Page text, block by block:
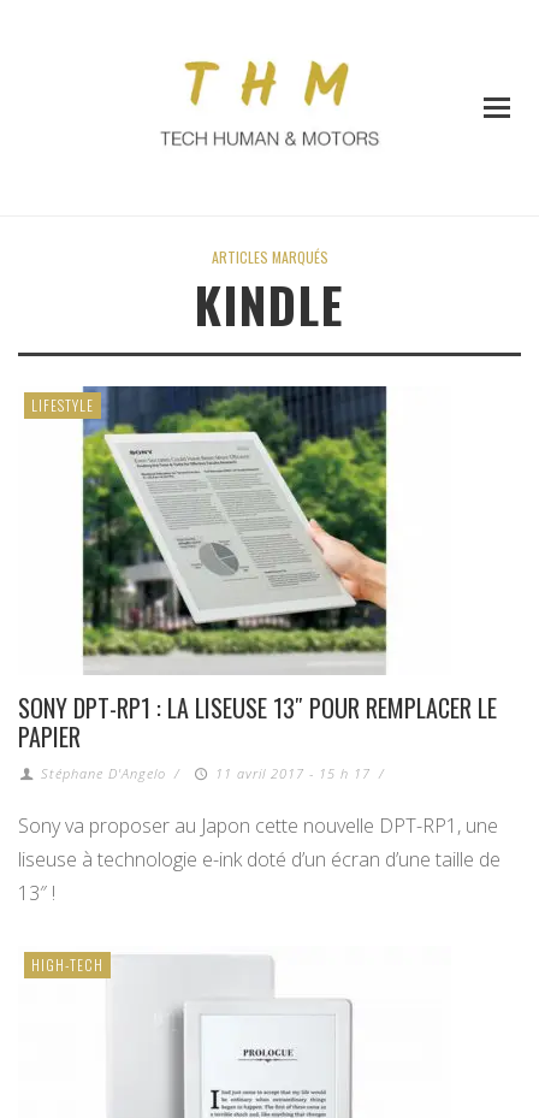
ARTICLES MARQUÉS
KINDLE
LIFESTYLE
SONY DPT-RP1 : LA LISEUSE 13″ POUR REMPLACER LE
PAPIER
Stéphane D'Angelo / 11 avril 2017 - 15 h 17 /
Sony va proposer au Japon cette nouvelle DPT-RP1, une
liseuse à technologie e-ink doté d’un écran d’une taille de
13″ !
HIGH-TECH